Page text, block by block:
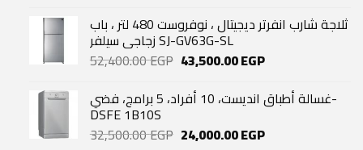
was:
33,740.00 EGP.
is:
29,060.00 EGP.
ثلاجة شارب انفرتر ديجيتال ، نوفروست 480 لتر ، باب
زجاجي سيلفر SJ-GV63G-SL
52,400.00EGP Original
was:
52,400.00 EGP.
43,500.00EGPCurrent
is:
43,500.00 EGP.
غسالة أطباق انديست، 10 أفراد، 5 برامج، فضي-
DSFE 1B10S
32,500.00EGP Original
24,000.00EGPCurrent